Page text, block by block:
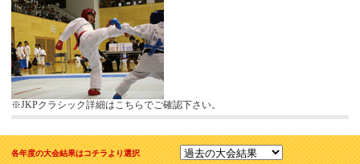
※JKPクラシック詳細はこちらでご確認下さい。
各年度の大会結果はコチラより選択